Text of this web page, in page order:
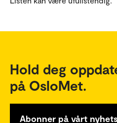
Hold deg
på OsloMet.
Abonner på vårt